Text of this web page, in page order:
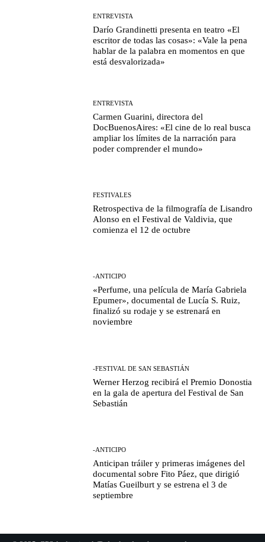
ENTREVISTA
Darío Grandinetti presenta en teatro «El
escritor de todas las cosas»: «Vale la pena
hablar de la palabra en momentos en que
está desvalorizada»
ENTREVISTA
Carmen Guarini, directora del
DocBuenosAires: «El cine de lo real busca
ampliar los límites de la narración para
poder comprender el mundo»
FESTIVALES
Retrospectiva de la filmografía de Lisandro
Alonso en el Festival de Valdivia, que
comienza el 12 de octubre
-ANTICIPO
«Perfume, una película de María Gabriela
Epumer», documental de Lucía S. Ruiz,
finalizó su rodaje y se estrenará en
noviembre
-FESTIVAL DE SAN SEBASTIÁN
Werner Herzog recibirá el Premio Donostia
en la gala de apertura del Festival de San
Sebastián
-ANTICIPO
Anticipan tráiler y primeras imágenes del
documental sobre Fito Páez, que dirigió
Matías Gueilburt y se estrena el 3 de
septiembre